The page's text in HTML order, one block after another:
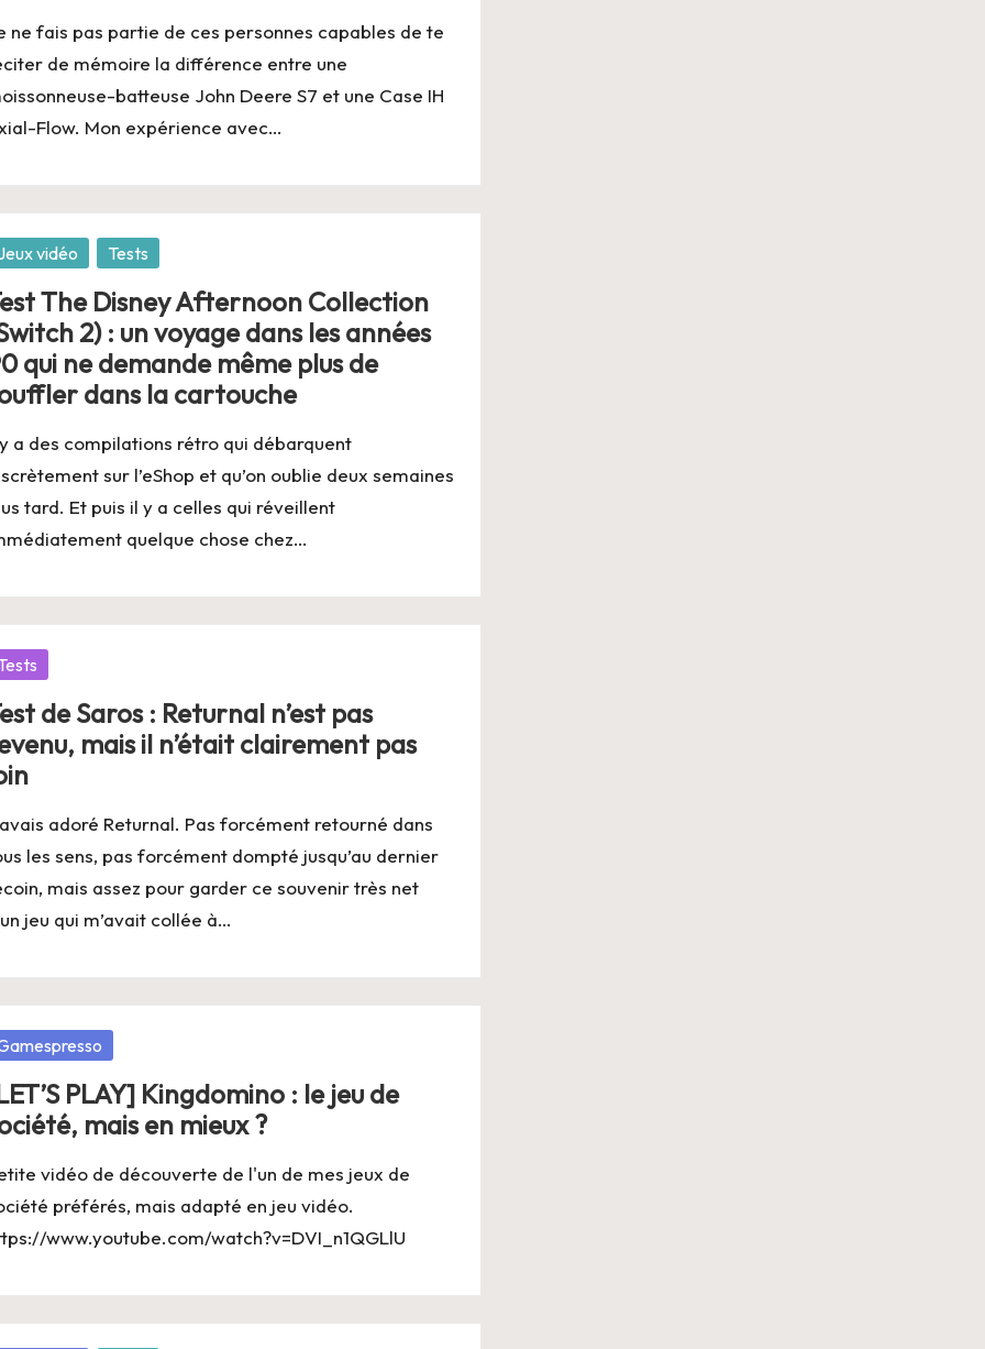
ne fais pas partie de ces personnes capables de te
de mémoire la différence entre une
batteuse John Deere S7 et une Case IH
Flow. Mon expérience avec…
vidéo Tests
The Disney Afternoon Collection
2) : un voyage dans les années
qui ne demande même plus de
dans la cartouche
a des compilations rétro qui débarquent
sur l’eShop et qu’on oublie deux semaines
tard. Et puis il y a celles qui réveillent
quelque chose chez…
de Saros : Returnal n’est pas
mais il n’était clairement pas
adoré Returnal. Pas forcément retourné dans
les sens, pas forcément dompté jusqu’au dernier
mais assez pour garder ce souvenir très net
jeu qui m’avait collée à…
PLAY] Kingdomino : le jeu de
mais en mieux ?
vidéo de découverte de l'un de mes jeux de
préférés, mais adapté en jeu vidéo.
www.youtube.com/watch?v=DVI_n1QGLlU